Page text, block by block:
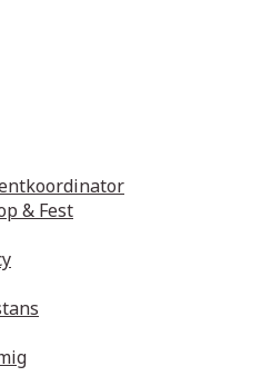
& Fest